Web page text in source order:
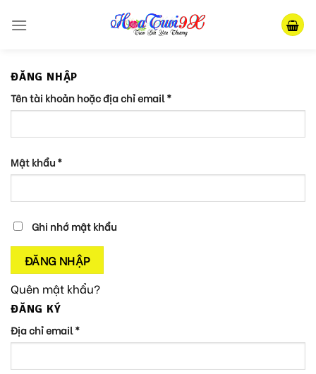
ĐĂNG NHẬP
Tên tài khoản hoặc địa chỉ email*
Mật khẩu*
Ghi nhớ mật khẩu
ĐĂNG NHẬP
Quên mật khẩu?
ĐĂNG KÝ
Địa chỉ email*